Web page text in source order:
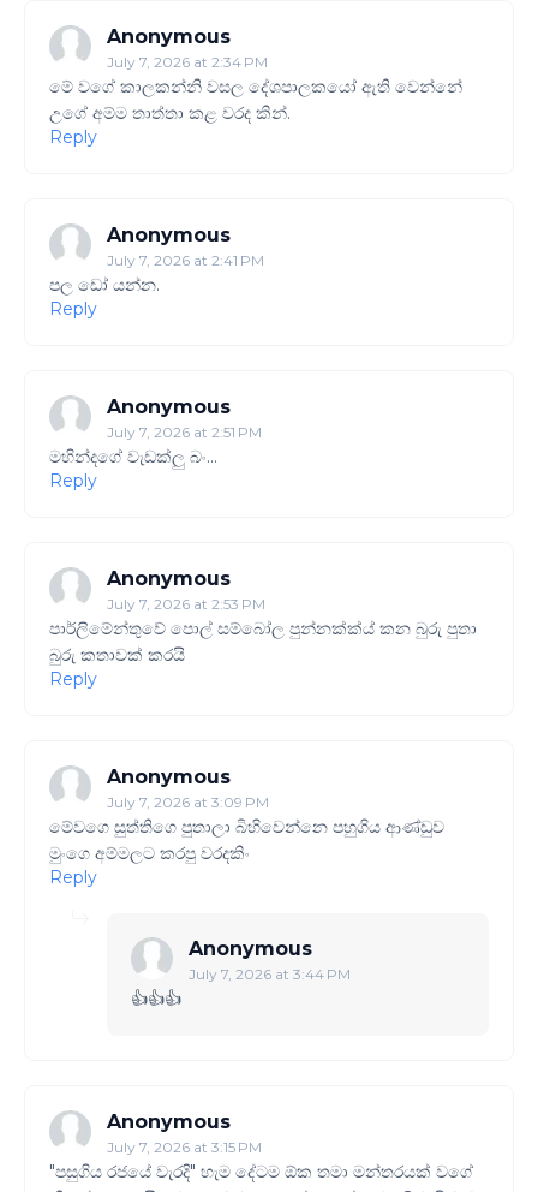
Anonymous
July 7, 2026 at 2:34 PM
මේ වගේ කාලකන්නි වසල දේශපාලකයෝ ඇති වෙන්නේ
උගේ අම්ම තාත්තා කළ වරද කින්.
Reply
Anonymous
July 7, 2026 at 2:41 PM
පල ඩෝ යන්න.
Reply
Anonymous
July 7, 2026 at 2:51 PM
මහින්දගේ වැඩක්ලු බං...
Reply
Anonymous
July 7, 2026 at 2:53 PM
පාර්ලිමේන්තුවේ පොල් සම්බෝල පුන්නක්ක්ය් කන බුරු පුතා
බුරු කතාවක් කරයි
Reply
Anonymous
July 7, 2026 at 3:09 PM
මේවගෙ සුත්තිගෙ පුතාලා බිහිවෙන්නෙ පහුගිය ආණ්ඩුව
මුංගෙ අම්මලට කරපු වරදකිං
Reply
Anonymous
July 7, 2026 at 3:44 PM
👍👍👍
Anonymous
July 7, 2026 at 3:15 PM
"පසුගිය රජයේ වැරදි" හැම දේටම ඕක තමා මන්තරයක් වගේ